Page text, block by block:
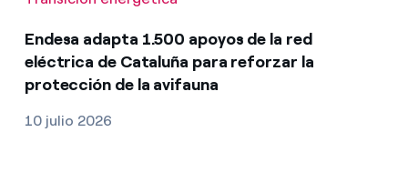
Endesa adapta 1.500 apoyos de la red
eléctrica de Cataluña para reforzar la
protección de la avifauna
10 julio 2026